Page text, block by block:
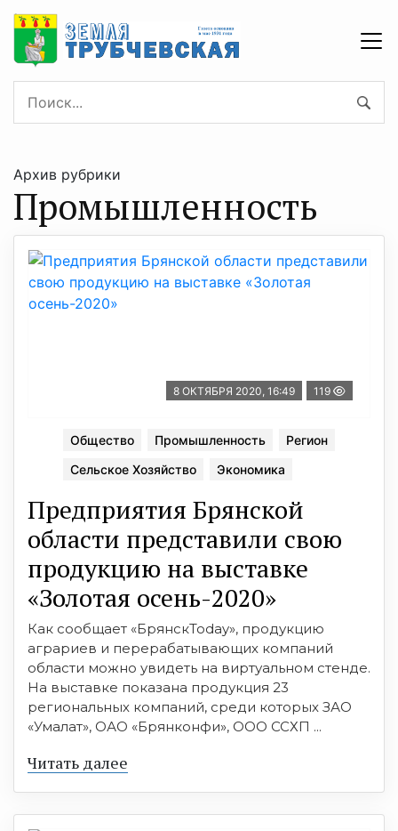
Архив рубрики
Промышленность
8 ОКТЯБРЯ 2020, 16:49 119
Общество Промышленность
Регион
Сельское Хозяйство
Экономика
Предприятия Брянской
области представили свою
продукцию на выставке
«Золотая осень-2020»
Как сообщает «БрянскToday», продукцию
аграриев и перерабатывающих компаний
области можно увидеть на виртуальном стенде.
На выставке показана продукция 23
региональных компаний, среди которых ЗАО
«Умалат», ОАО «Брянконфи», ООО ССХП ...
Читать далее